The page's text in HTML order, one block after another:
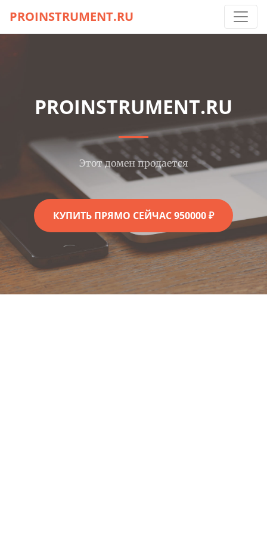
PROINSTRUMENT.RU
PROINSTRUMENT.RU
Этот домен продается
КУПИТЬ ПРЯМО СЕЙЧАС 950000 ₽